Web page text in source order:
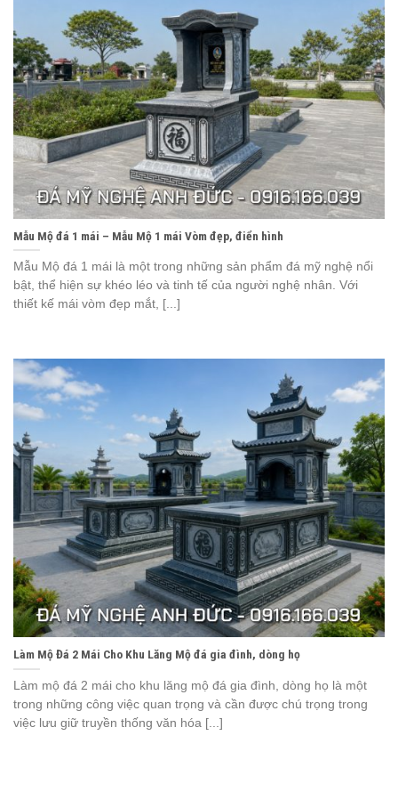
Mẫu Mộ đá 1 mái – Mẫu Mộ 1 mái Vòm đẹp, điển hình
Mẫu Mộ đá 1 mái là một trong những sản phẩm đá mỹ nghệ nổi
bật, thể hiện sự khéo léo và tinh tế của người nghệ nhân. Với
thiết kế mái vòm đẹp mắt, [...]
Làm Mộ Đá 2 Mái Cho Khu Lăng Mộ đá gia đình, dòng họ
Làm mộ đá 2 mái cho khu lăng mộ đá gia đình, dòng họ là một
trong những công việc quan trọng và cần được chú trọng trong
việc lưu giữ truyền thống văn hóa [...]